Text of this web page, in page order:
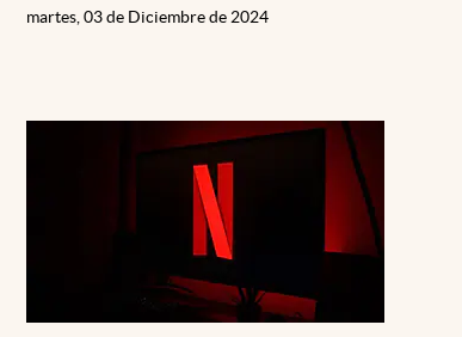
martes, 03 de Diciembre de 2024